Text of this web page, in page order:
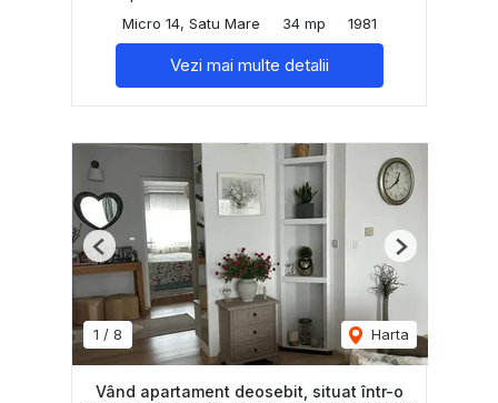
Micro 14, Satu Mare
34 mp 1981
Vezi mai multe detalii
1 / 8 Harta
Previous Next
Vând apartament deosebit, situat într-o